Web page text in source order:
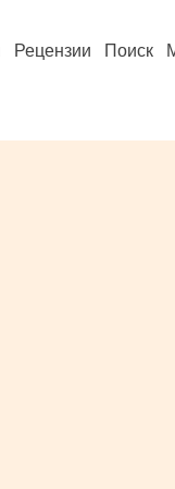
Рецензии Поиск